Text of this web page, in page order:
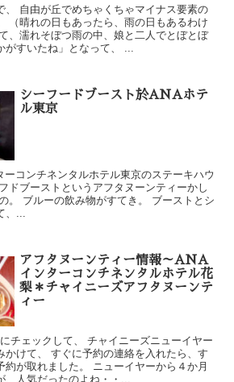
、 自由が丘でめちゃくちゃマイナス要素の
（晴れの日もあったら、雨の日もあるわけ
、濡れそぼつ雨の中、娘と二人でとぼとぼ
すいたね」となって、 ...
シーフードブースト於ANAホテ
ル東京
ーコンチネンタルホテル東京のステーキハウ
ドブーストというアフタヌーンティーかし
。 ブルーの飲み物がすてき。 ブーストとシ
、...
アフタヌーンティー情報～ANA
インターコンチネンタルホテル花
梨＊チャイニーズアフタヌーンテ
ィー
チェックして、 チャイニーズニューイヤー
かけて、 すぐに予約の連絡を入れたら、す
約が取れました。 ニューイヤーから４か月
人気だったのよね・・...